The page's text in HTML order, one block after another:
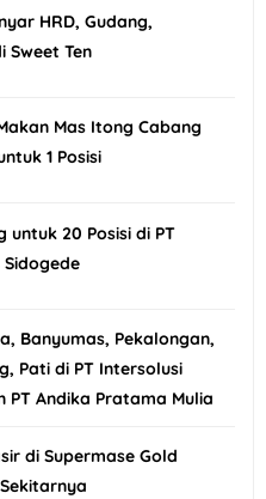
HRD, Gudang,
Sweet Ten
Mas Itong Cabang
1 Posisi
untuk 20 Posisi di PT
Banyumas, Pekalongan,
Pati di PT Intersolusi
PT Andika Pratama Mulia
di Supermase Gold